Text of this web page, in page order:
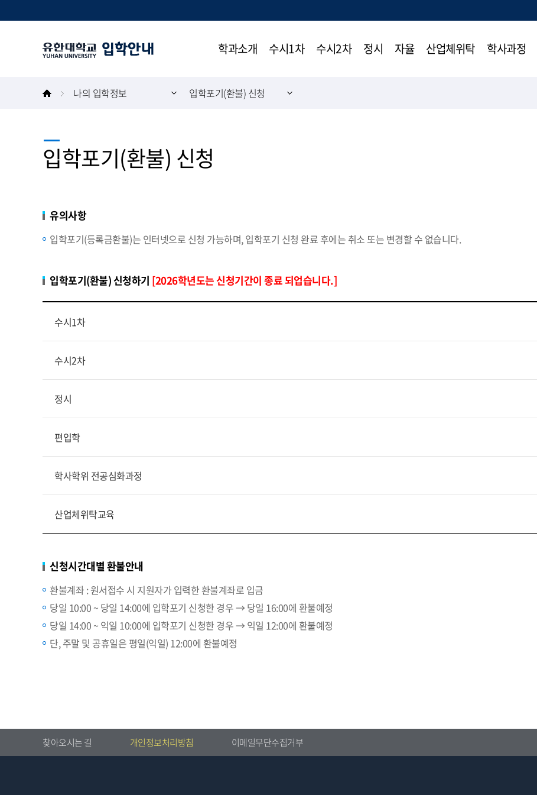
본문 바로가기주메뉴 바로가기
학과소개 수시1차 수시2차 정시 자율 산업체위탁 학사과정
나의 입학정보 입학포기(환불) 신청
입학포기(환불) 신청
유의사항
입학포기(등록금환불)는 인터넷으로 신청 가능하며, 입학포기 신청 완료 후에는 취소 또는 변경할 수 없습니다.
입학포기(환불) 신청하기 [2026학년도는 신청기간이 종료 되업습니다.]
수시1차
수시2차
정시
편입학
학사학위 전공심화과정
산업체위탁교육
신청시간대별 환불안내
환불계좌 : 원서접수 시 지원자가 입력한 환불계좌로 입금
당일 10:00 ~ 당일 14:00에 입학포기 신청한 경우 → 당일 16:00에 환불예정
당일 14:00 ~ 익일 10:00에 입학포기 신청한 경우 → 익일 12:00에 환불예정
단, 주말 및 공휴일은 평일(익일) 12:00에 환불예정
찾아오시는 길 개인정보처리방침 이메일무단수집거부